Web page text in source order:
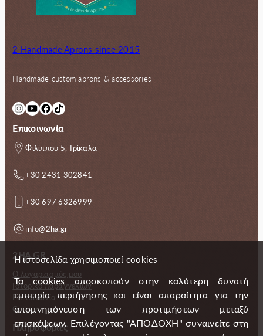
2 Handmade Aprons since 2015
Handmade custom aprons & accessories
InstagramYouTube Facebook TikTok
Επικοινωνία
Φιλίππου 5, Τρίκαλα
+30 2431 302841
+30 697 6326999
info@2ha.gr
2HA.GR
Ο λογαριασμός μου
Ιστορικό παραγγελιών
Επικοινωνία
Gallery
Πληροφορίες
Η ιστοσελίδα χρησιμοποιεί cookies
Τα cookies αποσκοπούν στην καλύτερη δυνατή
εμπειρία περιήγησης και είναι απαραίτητα για την
απομνημόνευση των προτιμήσεων μεταξύ
επισκέψεων. Επιλέγοντας "ΑΠΟΔΟΧΗ" συναινείτε στη